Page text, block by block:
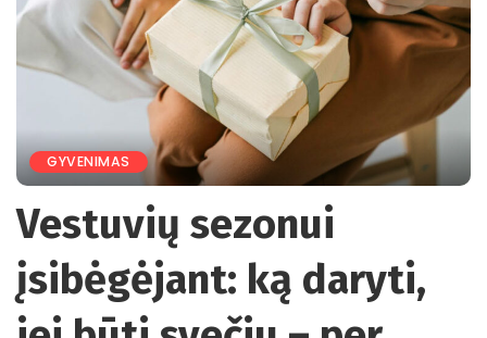
GYVENIMAS
Vestuvių sezonui
įsibėgėjant: ką daryti,